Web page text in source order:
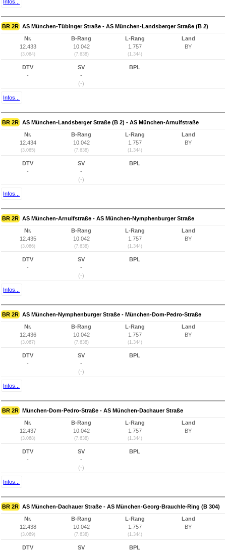
Infos...
BR 2R AS München-Tübinger Straße - AS München-Landsberger Straße (B 2)
Nr.
12.433
(3.064)
B-Rang
10.042
(7.638)
L-Rang
1.757
(1.344)
Land
BY
DTV
-
SV
-
(-)
BPL
Infos...
BR 2R AS München-Landsberger Straße (B 2) - AS München-Arnulfstraße
Nr.
12.434
(3.065)
B-Rang
10.042
(7.638)
L-Rang
1.757
(1.344)
Land
BY
DTV
-
SV
-
(-)
BPL
Infos...
BR 2R AS München-Arnulfstraße - AS München-Nymphenburger Straße
Nr.
12.435
(3.066)
B-Rang
10.042
(7.638)
L-Rang
1.757
(1.344)
Land
BY
DTV
-
SV
-
(-)
BPL
Infos...
BR 2R AS München-Nymphenburger Straße - München-Dom-Pedro-Straße
Nr.
12.436
(3.067)
B-Rang
10.042
(7.638)
L-Rang
1.757
(1.344)
Land
BY
DTV
-
SV
-
(-)
BPL
Infos...
BR 2R München-Dom-Pedro-Straße - AS München-Dachauer Straße
Nr.
12.437
(3.068)
B-Rang
10.042
(7.638)
L-Rang
1.757
(1.344)
Land
BY
DTV
-
SV
-
(-)
BPL
Infos...
BR 2R AS München-Dachauer Straße - AS München-Georg-Brauchle-Ring (B 304)
Nr.
12.438
(3.069)
B-Rang
10.042
(7.638)
L-Rang
1.757
(1.344)
Land
BY
DTV
SV
BPL